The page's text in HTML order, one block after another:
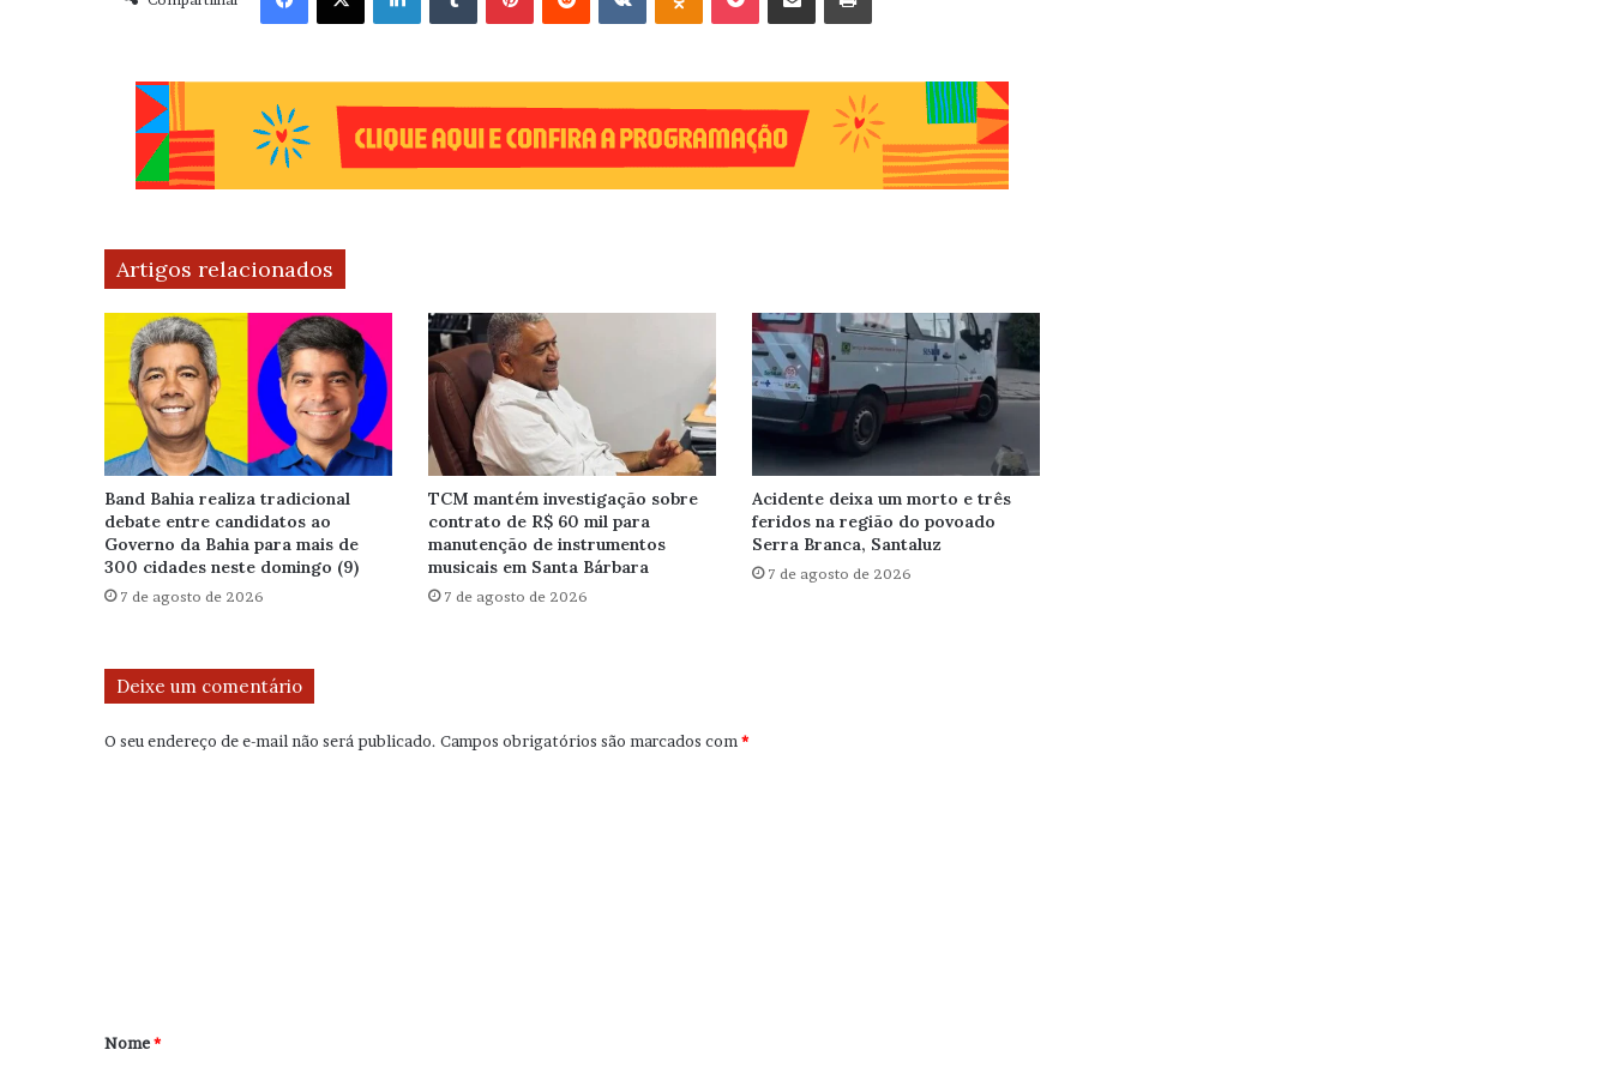
Artigos relacionados
Band Bahia realiza tradicional
debate entre candidatos ao
Governo da Bahia para mais de
300 cidades neste domingo (9)
7 de agosto de 2026
TCM mantém investigação sobre
contrato de R$ 60 mil para
manutenção de instrumentos
musicais em Santa Bárbara
7 de agosto de 2026
Acidente deixa um morto e três
feridos na região do povoado
Serra Branca, Santaluz
7 de agosto de 2026
Deixe um comentário
O seu endereço de e-mail não será publicado. Campos obrigatórios são marcados com *
r
Nome*